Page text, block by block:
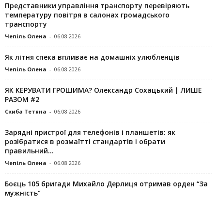
Представники управління транспорту перевіряють
температуру повітря в салонах громадського
транспорту
Чепіль Олена - 06.08.2026
Як літня спека впливає на домашніх улюбленців
Чепіль Олена - 06.08.2026
ЯК КЕРУВАТИ ГРОШИМА? Олександр Сохацький | ЛИШЕ
РАЗОМ #2
Скиба Тетяна - 06.08.2026
Зарядні пристрої для телефонів і планшетів: як
розібратися в розмаїтті стандартів і обрати
правильний...
Чепіль Олена - 06.08.2026
Боєць 105 бригади Михайло Дерлиця отримав орден “За
мужність”